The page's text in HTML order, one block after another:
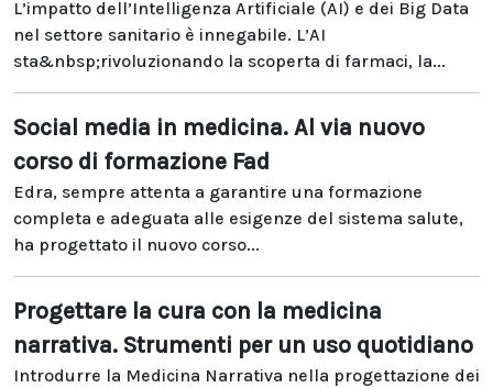
L’impatto dell’Intelligenza Artificiale (AI) e dei Big Data
nel settore sanitario è innegabile. L’AI
sta&nbsp;rivoluzionando la scoperta di farmaci, la...
Social media in medicina. Al via nuovo
corso di formazione Fad
Edra, sempre attenta a garantire una formazione
completa e adeguata alle esigenze del sistema salute,
ha progettato il nuovo corso...
Progettare la cura con la medicina
narrativa. Strumenti per un uso quotidiano
Introdurre la Medicina Narrativa nella progettazione dei